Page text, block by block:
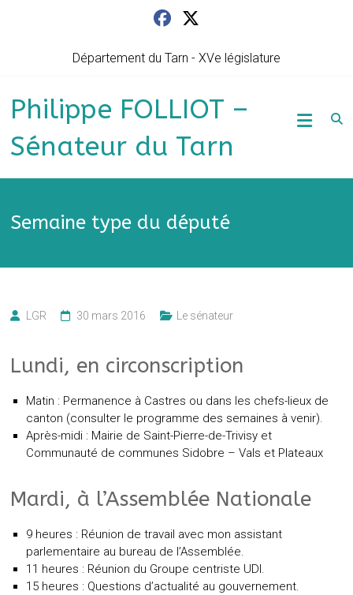
Département du Tarn - XVe législature
Philippe FOLLIOT –
Sénateur du Tarn
Semaine type du député
LGR 30 mars 2016 Le sénateur
Lundi, en circonscription
Matin : Permanence à Castres ou dans les chefs-lieux de
canton (consulter le programme des semaines à venir).
Après-midi : Mairie de Saint-Pierre-de-Trivisy et
Communauté de communes Sidobre – Vals et Plateaux
Mardi, à l’Assemblée Nationale
9 heures : Réunion de travail avec mon assistant
parlementaire au bureau de l’Assemblée.
11 heures : Réunion du Groupe centriste UDI.
15 heures : Questions d’actualité au gouvernement.